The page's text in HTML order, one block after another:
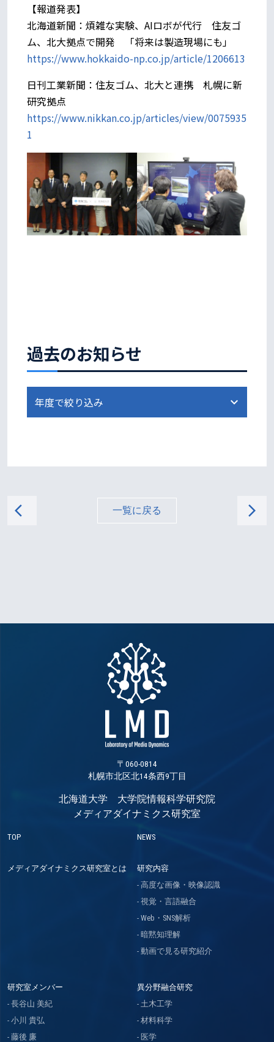
過去のお知らせ
【報道発表】
北海道新聞：煩雑な実験、AIロボが代行 住友ゴ
ム、北大拠点で開発 「将来は製造現場にも」
https://www.hokkaido-np.co.jp/article/1206613
日刊工業新聞：住友ゴム、北大と連携 札幌に新
研究拠点
https://www.nikkan.co.jp/articles/view/0075935
1
arrow_back_ios 一覧に戻る arrow_forward_ios
〒060-0814
札幌市北区北14条西9丁目
北海道大学 大学院情報科学研究院
メディアダイナミクス研究室
TOP NEWS
メディアダイナミクス研究室とは
研究内容
高度な画像・映像認識
視覚・言語融合
Web・SNS解析
暗黙知理解
動画で見る研究紹介
研究室メンバー
長谷山 美紀
小川 貴弘
藤後 廉
異分野融合研究
土木工学
材料科学
医学